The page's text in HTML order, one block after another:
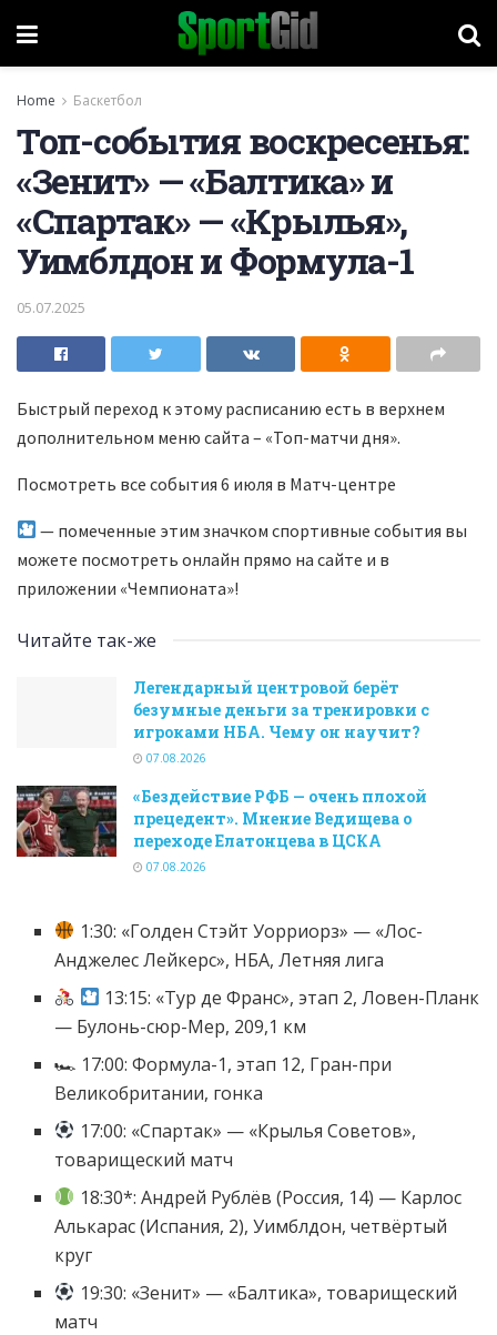
Home Баскетбол
Топ-события воскресенья:
«Зенит» — «Балтика» и
«Спартак» — «Крылья»,
Уимблдон и Формула-1
05.07.2025
Быстрый переход к этому расписанию есть в верхнем
дополнительном меню сайта – «Топ-матчи дня».
Посмотреть все события 6 июля в Матч-центре
— помеченные этим значком спортивные события вы
можете посмотреть онлайн прямо на сайте и в
приложении «Чемпионата»!
Читайте так-же
Легендарный центровой берёт
безумные деньги за тренировки с
игроками НБА. Чему он научит?
07.08.2026
«Бездействие РФБ — очень плохой
прецедент». Мнение Ведищева о
переходе Елатонцева в ЦСКА
07.08.2026
1:30: «Голден Стэйт Уорриорз» — «Лос-
Анджелес Лейкерс», НБА, Летняя лига
13:15: «Тур де Франс», этап 2, Ловен-Планк
— Булонь-сюр-Мер, 209,1 км
🏎 17:00: Формула-1, этап 12, Гран-при
Великобритании, гонка
17:00: «Спартак» — «Крылья Советов»,
товарищеский матч
18:30*: Андрей Рублёв (Россия, 14) — Карлос
Алькарас (Испания, 2), Уимблдон, четвёртый
круг
19:30: «Зенит» — «Балтика», товарищеский
матч